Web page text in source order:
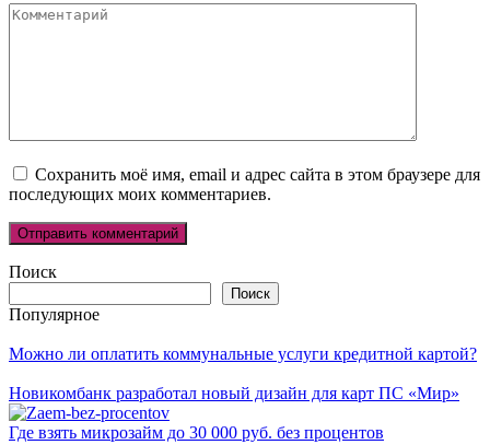
Комментарий
Сохранить моё имя, email и адрес сайта в этом браузере для
последующих моих комментариев.
Поиск
Поиск
Популярное
Можно ли оплатить коммунальные услуги кредитной картой?
Новикомбанк разработал новый дизайн для карт ПС «Мир»
Где взять микрозайм до 30 000 руб. без процентов